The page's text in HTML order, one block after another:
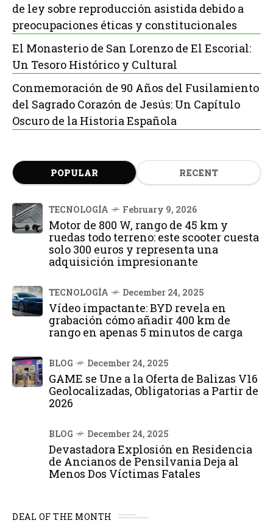
de ley sobre reproducción asistida debido a
preocupaciones éticas y constitucionales
El Monasterio de San Lorenzo de El Escorial:
Un Tesoro Histórico y Cultural
Conmemoración de 90 Años del Fusilamiento
del Sagrado Corazón de Jesús: Un Capítulo
Oscuro de la Historia Española
POPULAR RECENT
TECNOLOGÍA February 9, 2026
Motor de 800 W, rango de 45 km y
ruedas todo terreno: este scooter cuesta
solo 300 euros y representa una
adquisición impresionante
TECNOLOGÍA December 24, 2025
Vídeo impactante: BYD revela en
grabación cómo añadir 400 km de
rango en apenas 5 minutos de carga
BLOG December 24, 2025
GAME se Une a la Oferta de Balizas V16
Geolocalizadas, Obligatorias a Partir de
2026
BLOG December 24, 2025
Devastadora Explosión en Residencia
de Ancianos de Pensilvania Deja al
Menos Dos Víctimas Fatales
DEAL OF THE MONTH